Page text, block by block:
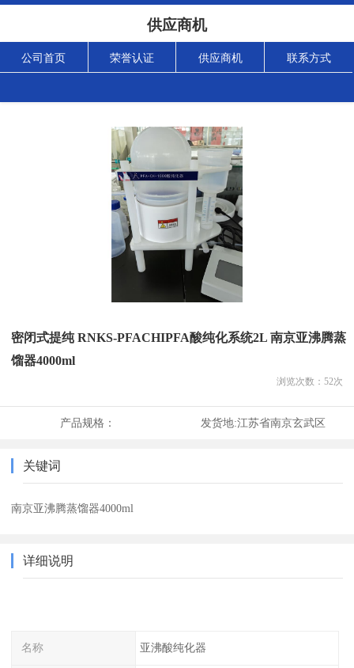
供应商机
公司首页 荣誉认证 供应商机 联系方式
密闭式提纯 RNKS-PFACHIPFA酸纯化系统2L 南京亚沸腾蒸
馏器4000ml
浏览次数： 52次
产品规格： 发货地:江苏省南京玄武区
关键词
南京亚沸腾蒸馏器4000ml
详细说明
名称 亚沸酸纯化器